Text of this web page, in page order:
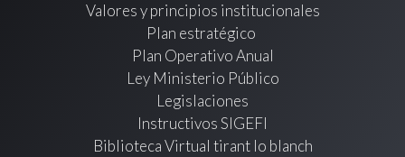
Valores y principios institucionales
Plan estratégico
Plan Operativo Anual
Ley Ministerio Público
Legislaciones
Instructivos SIGEFI
Biblioteca Virtual tirant lo blanch